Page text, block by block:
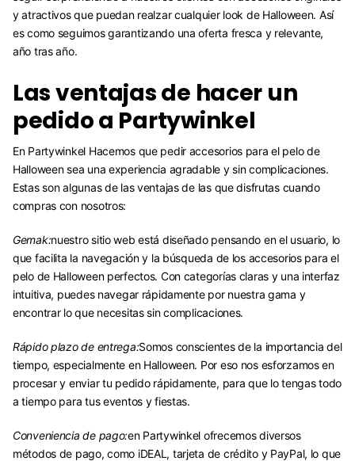
y atractivos que puedan realzar cualquier look de Halloween. Así
es como seguimos garantizando una oferta fresca y relevante,
año tras año.
Las ventajas de hacer un
pedido a Partywinkel
En Partywinkel Hacemos que pedir accesorios para el pelo de
Halloween sea una experiencia agradable y sin complicaciones.
Estas son algunas de las ventajas de las que disfrutas cuando
compras con nosotros:
Gemak:nuestro sitio web está diseñado pensando en el usuario, lo
que facilita la navegación y la búsqueda de los accesorios para el
pelo de Halloween perfectos. Con categorías claras y una interfaz
intuitiva, puedes navegar rápidamente por nuestra gama y
encontrar lo que necesitas sin complicaciones.
Rápido plazo de entrega:Somos conscientes de la importancia del
tiempo, especialmente en Halloween. Por eso nos esforzamos en
procesar y enviar tu pedido rápidamente, para que lo tengas todo
a tiempo para tus eventos y fiestas.
Conveniencia de pago:en Partywinkel ofrecemos diversos
métodos de pago, como iDEAL, tarjeta de crédito y PayPal, lo que